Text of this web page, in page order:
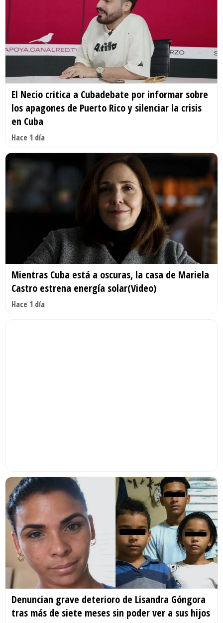
El Necio critica a Cubadebate por informar sobre
los apagones de Puerto Rico y silenciar la crisis
en Cuba
Hace 1 día
Mientras Cuba está a oscuras, la casa de Mariela
Castro estrena energía solar(Video)
Hace 1 día
Denuncian grave deterioro de Lisandra Góngora
tras más de siete meses sin poder ver a sus hijos